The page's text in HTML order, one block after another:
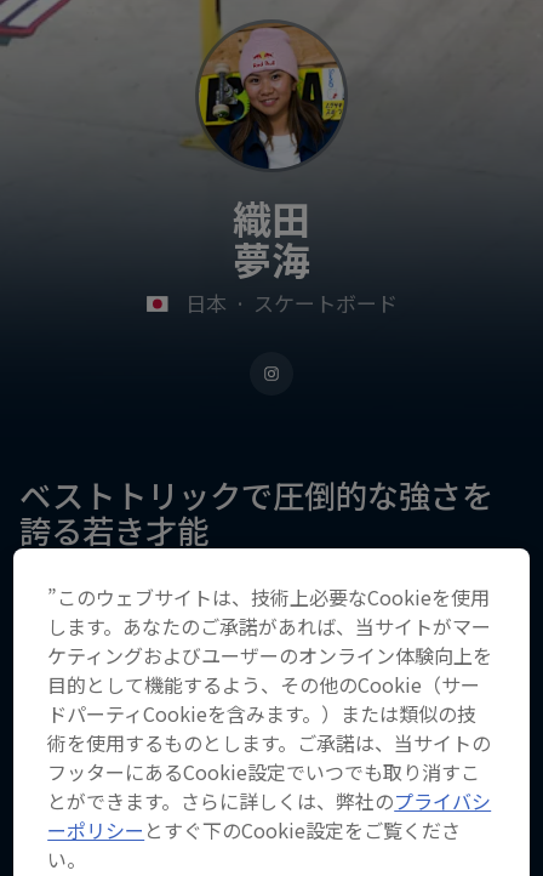
織田
夢海
日本 · スケートボード
ベストトリックで圧倒的な強さを
誇る若き才能
生年月日
2006年10月30日
出身地
愛知県
年齢
19
国籍
”このウェブサイトは、技術上必要なCookieを使用
します。あなたのご承諾があれば、当サイトがマー
ケティングおよびユーザーのオンライン体験向上を
目的として機能するよう、その他のCookie（サー
ドパーティCookieを含みます。）または類似の技
術を使用するものとします。ご承諾は、当サイトの
フッターにあるCookie設定でいつでも取り消すこ
とができます。さらに詳しくは、弊社のプライバシ
ーポリシー とすぐ下のCookie設定をご覧くださ
い。